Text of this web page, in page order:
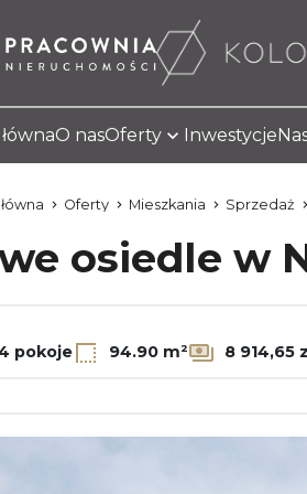
O nasOferty Inwestycje
Oferty Mieszkania Sprzedaż
osiedle w
pokoje 94.90 m² 8 914,65